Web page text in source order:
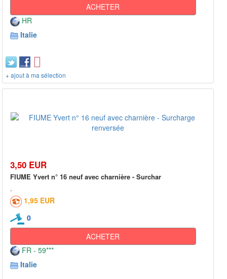
ACHETER
HR
Italie
+ ajout à ma sélection
3,50 EUR
FIUME Yvert n° 16 neuf avec charnière - Surchar
1,95 EUR
0
ACHETER
FR - 59***
Italie